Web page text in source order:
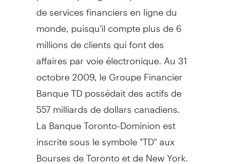
de services financiers en ligne du
monde, puisqu'il compte plus de 6
millions de clients qui font des
affaires par voie électronique. Au 31
octobre 2009, le Groupe Financier
Banque TD possédait des actifs de
557 milliards de dollars canadiens.
La Banque Toronto-Dominion est
inscrite sous le symbole "TD" aux
Bourses de Toronto et de New York.